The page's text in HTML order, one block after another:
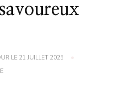
LE 21 JUILLET 2025
SUR